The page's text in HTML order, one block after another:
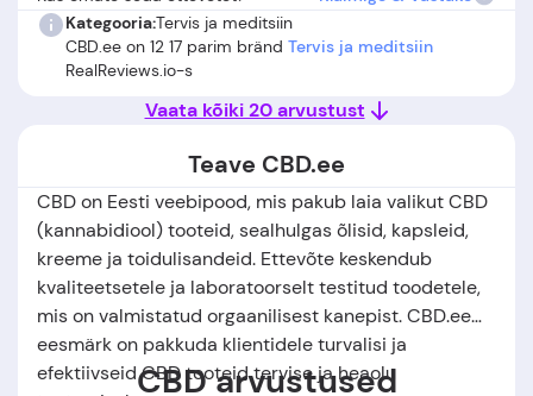
Kategooria:Tervis ja meditsiin
CBD.ee on 12 17 parim bränd Tervis ja meditsiin
RealReviews.io-s
Vaata kõiki 20 arvustust
Teave CBD.ee
CBD on Eesti veebipood, mis pakub laia valikut CBD
(kannabidiool) tooteid, sealhulgas õlisid, kapsleid,
kreeme ja toidulisandeid. Ettevõte keskendub
kvaliteetsetele ja laboratoorselt testitud toodetele,
mis on valmistatud orgaanilisest kanepist. CBD.ee
eesmärk on pakkuda klientidele turvalisi ja
efektiivseid CBD tooteid tervise ja heaolu
CBD arvustused